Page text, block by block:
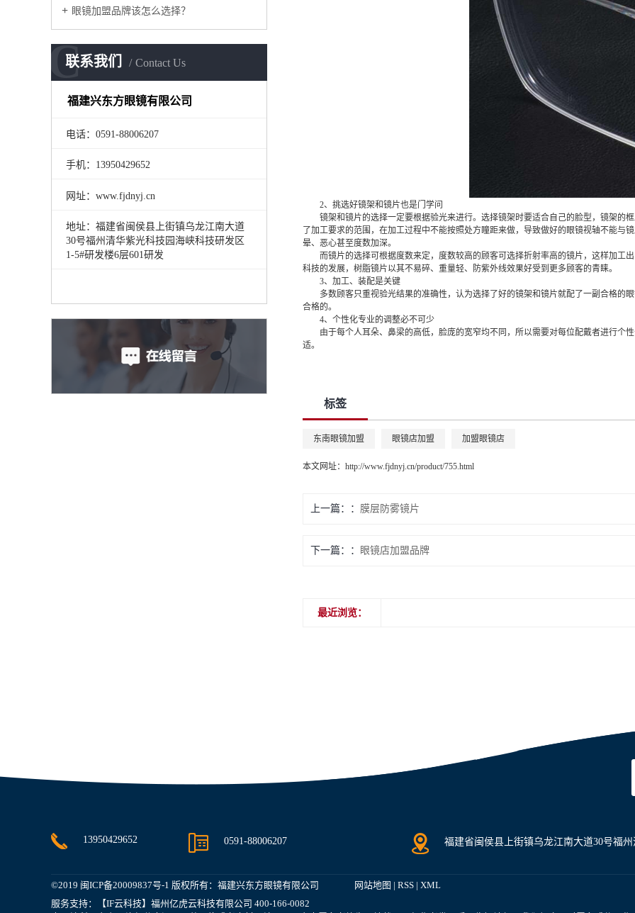
眼镜加盟品牌该怎么选择？
联系我们 Contact Us
C
福建兴东方眼镜有限公司
电话：0591 -88006207
手机：13950429652
网址：www.fjdnyj.cn
地址：福建省闽侯县上街镇乌龙江南大道
30号福州清华紫光科技园海峡科技研发区
1-5#研发楼6层601研发
2、挑选好镜架和镜片也是门学问
镜架和镜片的选择一定要根据验光来进行。选择镜架时要适合自己的脸型，镜架的
了加工要求的范围，在加工过程中不能按照处方瞳距来做，导致做好的眼镜视轴不能
晕、恶心甚至度数加深。
而镜片的选择可根据度数来定，度数较高的顾客可选择折射率高的镜片，这样加工
科技的发展，树脂镜片以其不易碎、重量轻、防紫外线效果好受到更多顾客的青睐。
3、加工、装配是关键
多数顾客只重视验光结果的准确性，认为选择了好的镜架和镜片就配了一副合格的
合格的。
4、个性化专业的调整必不可少
由于每个人耳朵、鼻梁的高低，脸庞的宽窄均不同，所以需要对每位配戴者进行个
适。
标签
东南眼镜加盟 眼镜店加盟 加盟眼镜店
本文网址： http://www.fjdnyj.cn/product/755.html
上一篇： 膜层防雾镜片
下一篇： 眼镜店加盟品牌
最近浏览：
13950429652 0591-88006207 福建省闽侯县上街镇乌龙江南大道30号福
©2019 闽ICP备20009837号-1 版权所有：福建兴东方眼镜有限公司
服务支持：【IF云科技】福州亿虎云科技有限公司 400-166-0082
网站地图 | RSS | XML